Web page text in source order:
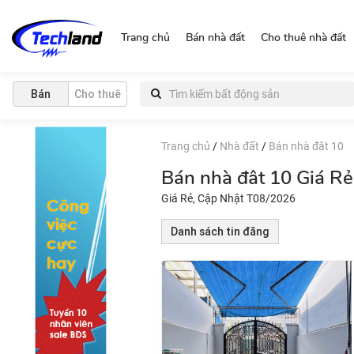
Trang chủ Bán nhà đất Cho thuê nhà đất
Bán Cho thuê
Trang chủ / Nhà đất / Bán nhà đât 10
Bán nhà đât 10 Giá
Giá Rẻ, Cập Nhật T08/2026
Danh sách tin đăng